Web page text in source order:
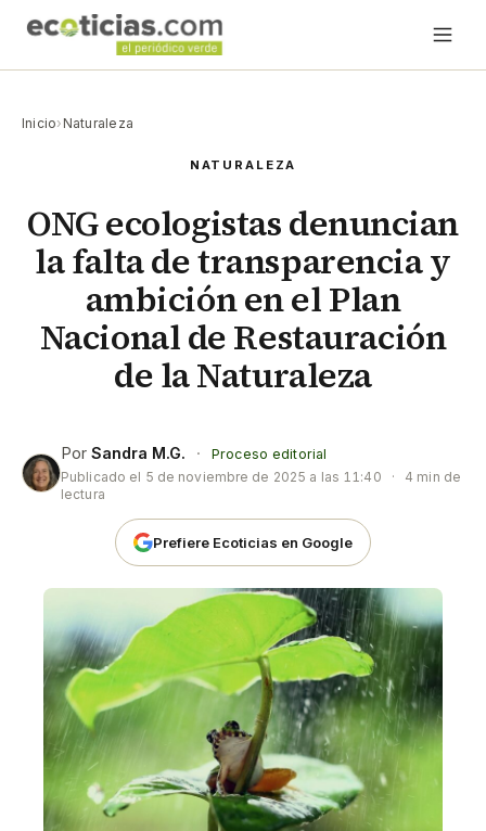
Inicio› Naturaleza
NATURALEZA
ONG ecologistas denuncian
la falta de transparencia y
ambición en el Plan
Nacional de Restauración
de la Naturaleza
Por Sandra M.G. ·
Proceso editorial
Publicado el 5 de noviembre de 2025 a las 11:40 ·
4 min de
lectura
Prefiere Ecoticias en Google